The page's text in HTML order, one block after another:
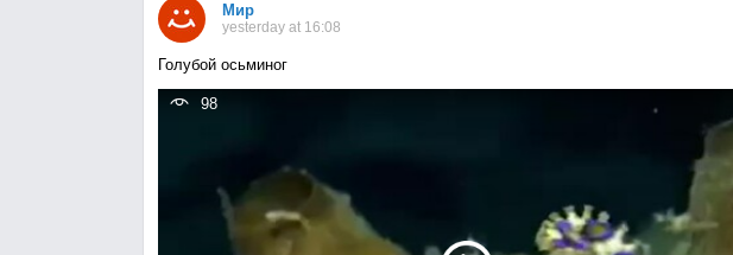
Мир
yesterday at 16:08
Голубой осьминог
98